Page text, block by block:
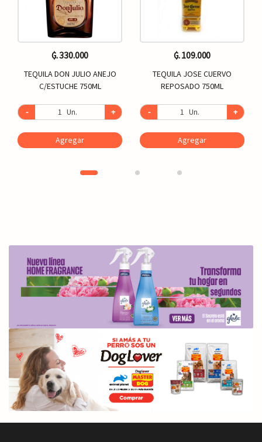
₲. 330.000
TEQUILA DON JULIO ANEJO
C/ESTUCHE 750ML
- Un. +
Agregar
₲. 109.000
TEQUILA JOSE CUERVO
REPOSADO 750ML
- Un. +
Agregar